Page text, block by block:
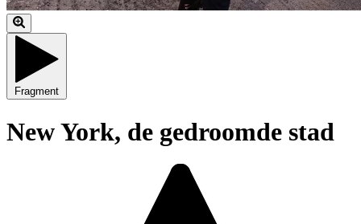
Fragment
New York, de gedroomde stad